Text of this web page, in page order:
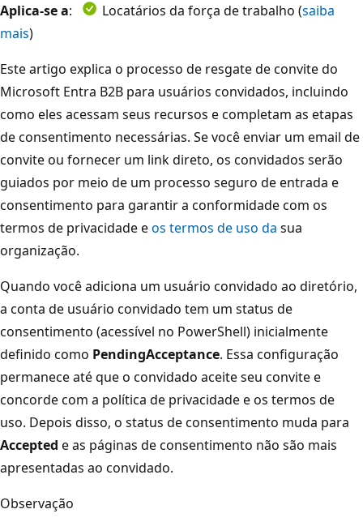
Aplica-se a: Locatários da força de trabalho (saiba
mais)
Este artigo explica o processo de resgate de convite do
Microsoft Entra B2B para usuários convidados, incluindo
como eles acessam seus recursos e completam as etapas
de consentimento necessárias. Se você enviar um email de
convite ou fornecer um link direto, os convidados serão
guiados por meio de um processo seguro de entrada e
consentimento para garantir a conformidade com os
termos de privacidade eos termos de uso da sua
organização.
Quando você adiciona um usuário convidado ao diretório,
a conta de usuário convidado tem um status de
consentimento (acessível no PowerShell) inicialmente
definido como PendingAcceptance. Essa configuração
permanece até que o convidado aceite seu convite e
concorde com a política de privacidade e os termos de
uso. Depois disso, o status de consentimento muda para
Accepted e as páginas de consentimento não são mais
apresentadas ao convidado.
Observação